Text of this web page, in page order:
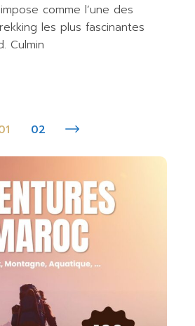
comme l’une des
les plus fascinantes
Culmin
02